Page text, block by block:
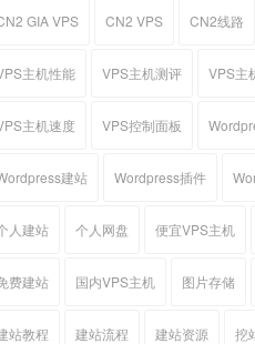
GIA VPS CN2 VPS CN2线路
主机性能 VPS主机测评 VPS主
主机速度 VPS控制面板
建站 Wordpress插件
人建站 个人网盘 便宜VPS主机
费建站 国内VPS主机 图片存储
站教程 建站流程 建站资源 挖